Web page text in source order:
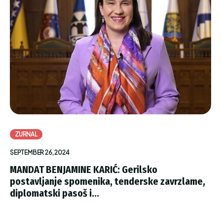
ZURNAL
SEPTEMBER 26, 2024
MANDAT BENJAMINE KARIĆ: Gerilsko
postavljanje spomenika, tenderske zavrzlame,
diplomatski pasoš i...